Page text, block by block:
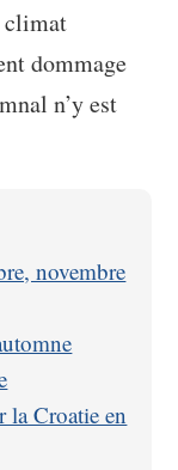
climat
dommage
n’y est
novembre
la Croatie en